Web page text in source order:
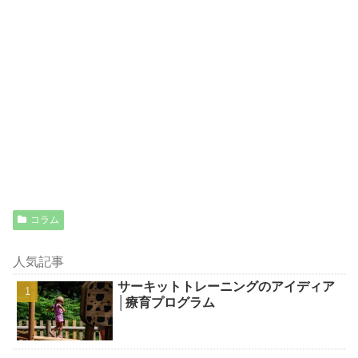
コラム
人気記事
サーキットトレーニングのアイディア
│療育プログラム